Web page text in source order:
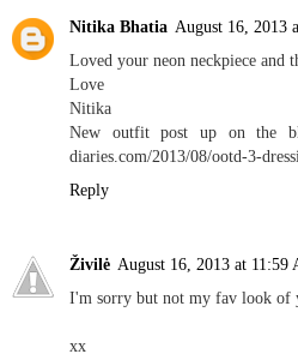
Nitika Bhatia August 16, 2013
Loved your neon neckpiece and
Love
Nitika
New outfit post up on the
diaries.com/2013/08/ootd-3-
Reply
Živilė August 16, 2013 at 11:59
I'm sorry but not my fav look of
xx